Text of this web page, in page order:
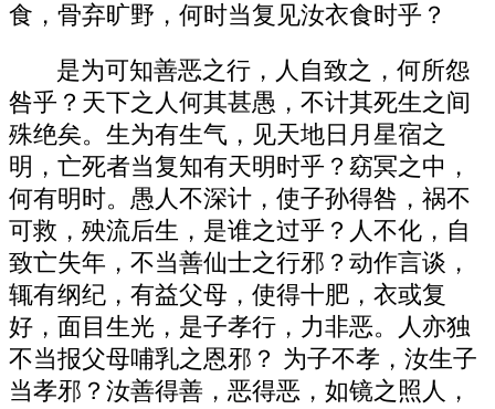
食，骨弃旷野，何时当复见汝衣食时乎？
是为可知善恶之行，人自致之，何所怨
咎乎？天下之人何其甚愚，不计其死生之间
殊绝矣。生为有生气，见天地日月星宿之
明，亡死者当复知有天明时乎？窈冥之中，
何有明时。愚人不深计，使子孙得咎，祸不
可救，殃流后生，是谁之过乎？人不化，自
致亡失年，不当善仙士之行邪？动作言谈，
辄有纲纪，有益父母，使得十肥，衣或复
好，面目生光，是子孝行，力非恶。人亦独
不当报父母哺乳之恩邪？ 为子不孝，汝生子
当孝邪？汝善得善，恶得恶，如镜之照人，